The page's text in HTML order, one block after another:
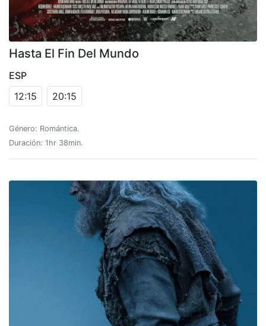
Hasta El Fin Del Mundo
ESP
12:15
20:15
Género: Romántica.
Duración: 1hr 38min.